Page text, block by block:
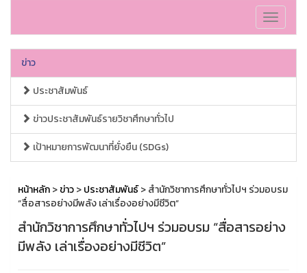
Toggle
ข่าว
ประชาสัมพันธ์
ข่าวประชาสัมพันธ์รายวิชาศึกษาทั่วไป
เป้าหมายการพัฒนาที่ยั่งยืน (SDGs)
หน้าหลัก>ข่าว>ประชาสัมพันธ์> สำนักวิชาการศึกษาทั่วไปฯ ร่วมอบรม
“สื่อสารอย่างมีพลัง เล่าเรื่องอย่างมีชีวิต”
สำนักวิชาการศึกษาทั่วไปฯ ร่วมอบรม “สื่อสารอย่าง
มีพลัง เล่าเรื่องอย่างมีชีวิต”